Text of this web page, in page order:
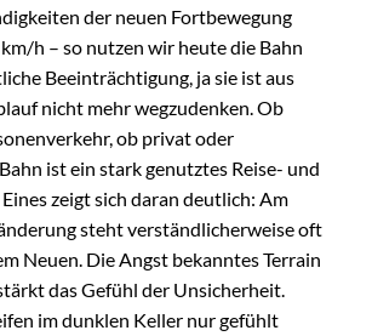
der neuen Fortbewegung
h – so nutzen wir heute die Bahn
Beeinträchtigung, ja sie ist aus
nicht mehr wegzudenken. Ob
ob privat oder
ist ein stark genutztes Reise- und
zeigt sich daran deutlich: Am
steht verständlicherweise oft
Neuen. Die Angst bekanntes Terrain
das Gefühl der Unsicherheit.
im dunklen Keller nur gefühlt